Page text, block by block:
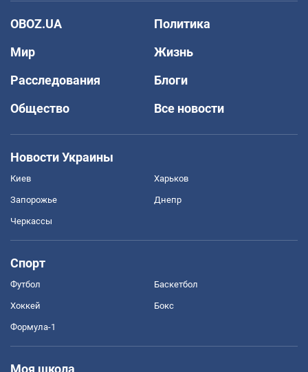
OBOZ.UA
Политика
Мир
Жизнь
Расследования
Блоги
Общество
Все новости
Новости Украины
Киев Харьков
Запорожье Днепр
Черкассы
Спорт
Футбол Баскетбол
Хоккей Бокс
Формула-1
Моя школа